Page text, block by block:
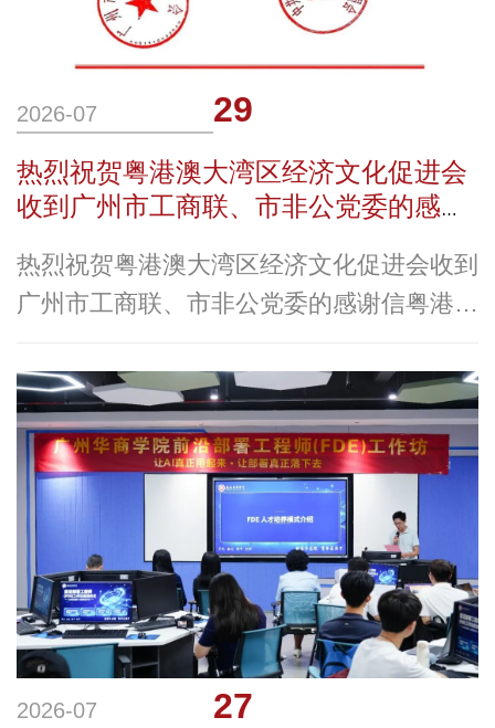
2026-07 29
热烈祝贺粤港澳大湾区经济文化促进会
收到广州市工商联、市非公党委的感谢
热烈祝贺粤港澳大湾区经济文化促进会收到
广州市工商联、市非公党委的感谢信粤港澳
市非公党委的感谢信近日，广州市工商业联
合会、中共广州市非公有制经济组织委员会
向粤港澳大湾区经济文化促进会会长廖榕就
发来感谢信，对粤港澳大湾区经济文化促进
会长
2026-07 27